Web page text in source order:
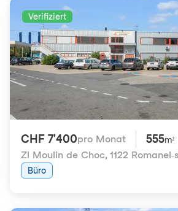
Verifiziert
CHF 7'400pro Monat 555m²
ZI Moulin de Choc, 1122
Büro